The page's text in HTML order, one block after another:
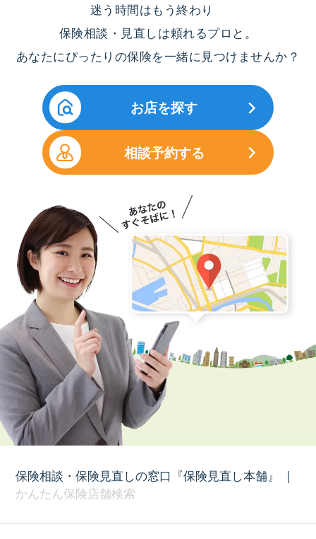
迷う時間はもう終わり
保険相談・見直しは頼れるプロと。
あなたにぴったりの保険を一緒に見つけませんか？
お店を探す
相談予約する
保険相談・保険見直しの窓口『保険見直し本舗』
|
かんたん保険店舗検索